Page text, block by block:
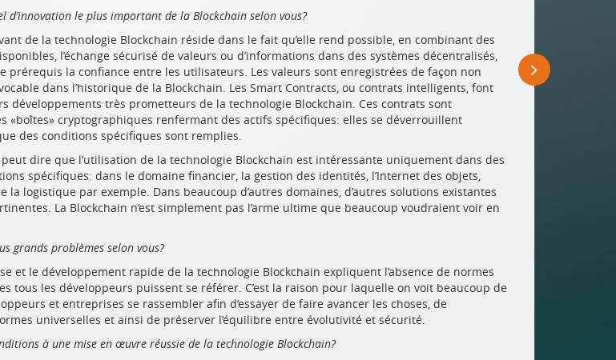
d’innovation le plus important de la Blockchain selon vous?
de la technologie Blockchain réside dans le fait qu’elle rend possible, en combinant des
l’échange sécurisé de valeurs ou d’informations dans des systèmes décentralisés,
prérequis la confiance entre les utilisateurs. Les valeurs sont enregistrées de façon non
dans l’historique de la Blockchain. Les Smart Contracts, ou contrats intelligents, font
développements très prometteurs de la technologie Blockchain. Ces contrats sont
«boîtes» cryptographiques renfermant des actifs spécifiques: elles se déverrouillent
des conditions spécifiques sont remplies.
dire que l’utilisation de la technologie Blockchain est intéressante uniquement dans des
spécifiques: dans le domaine financier, la gestion des identités, l’Internet des objets,
la logistique par exemple. Dans beaucoup d’autres domaines, d’autres solutions existantes
La Blockchain n’est simplement pas l’arme ultime que beaucoup voudraient voir en
grands problèmes selon vous?
et le développement rapide de la technologie Blockchain expliquent l’absence de normes
tous les développeurs puissent se référer. C’est la raison pour laquelle on voit beaucoup de
et entreprises se rassembler afin d’essayer de faire avancer les choses, de
universelles et ainsi de préserver l’équilibre entre évolutivité et sécurité.
à une mise en œuvre réussie de la technologie Blockchain?